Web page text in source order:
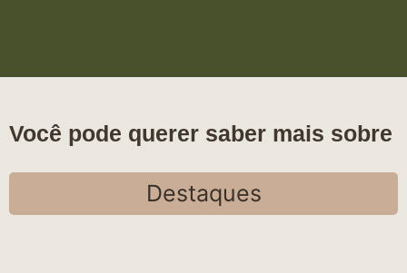
Você pode querer saber mais sobre
Destaques